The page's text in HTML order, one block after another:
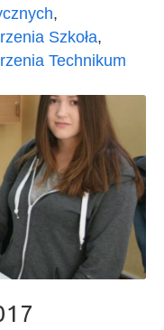
,
Szkoła,
Technikum